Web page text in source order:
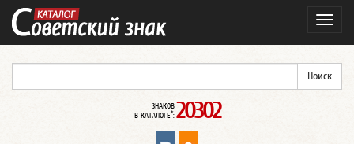
ЗНАКОВ
В КАТАЛОГЕ*: 20302